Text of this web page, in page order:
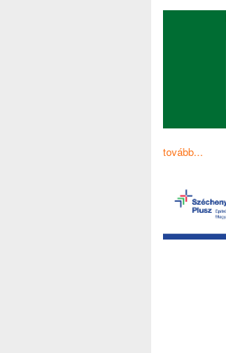
tovább...